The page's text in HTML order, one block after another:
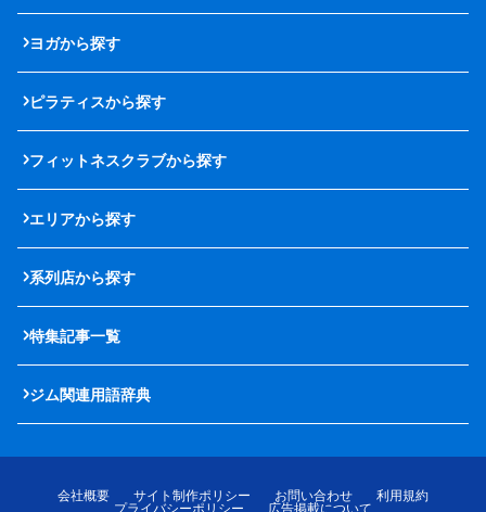
ヨガから探す
ピラティスから探す
フィットネスクラブから探す
エリアから探す
系列店から探す
特集記事一覧
ジム関連用語辞典
会社概要 サイト制作ポリシー お問い合わせ
利用規約
プライバシーポリシー
広告掲載について